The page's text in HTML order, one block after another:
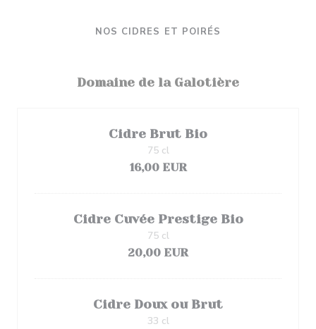
NOS CIDRES ET POIRÉS
Domaine de la Galotière
Cidre Brut Bio
16,00 EUR
75 cl
Cidre Cuvée Prestige Bio
20,00 EUR
75 cl
Cidre Doux ou Brut
33 cl